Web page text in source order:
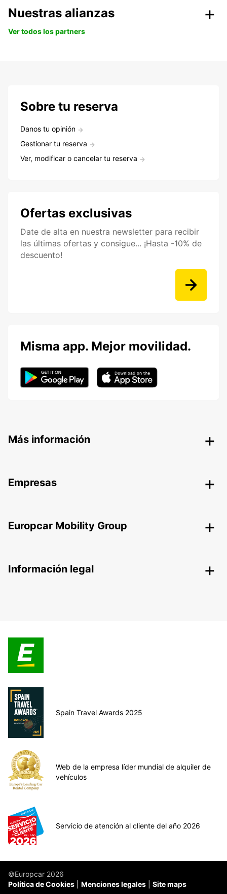
Nuestras alianzas
Ver todos los partners
Sobre tu reserva
Danos tu opinión
Gestionar tu reserva
Ver, modificar o cancelar tu reserva
Ofertas exclusivas
Date de alta en nuestra newsletter para recibir
las últimas ofertas y consigue... ¡Hasta -10% de
descuento!
Misma app. Mejor movilidad.
Más información
Empresas
Europcar Mobility Group
Información legal
Spain Travel Awards 2025
Web de la empresa líder mundial de alquiler de
vehículos
Servicio de atención al cliente del año 2026
©Europcar 2026
Política de Cookies
Menciones legales Site maps